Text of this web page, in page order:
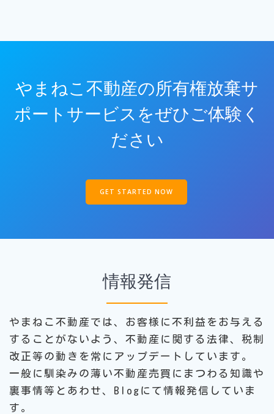
やまねこ不動産の所有権放棄サ
ポートサービスをぜひご体験く
ださい
GET STARTED NOW
情報発信
やまねこ不動産では、お客様に不利益をお与える
することがないよう、不動産に関する法律、税制
改正等の動きを常にアップデートしています。
一般に馴染みの薄い不動産売買にまつわる知識や
裏事情等とあわせ、Blogにて情報発信していま
す。